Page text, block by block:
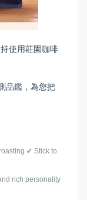
使用莊園咖啡
品鑑，為您把
✔ Stick to
rich personality